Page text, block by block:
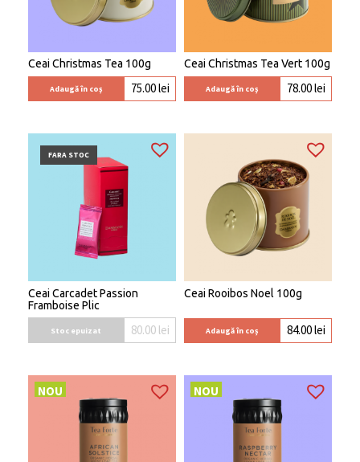
Ceai Christmas Tea 100g
Adaugă în coș 75.00lei
Ceai Christmas Tea Vert 100g
Adaugă în coș 78.00lei
FARA STOC
Ceai Carcadet Passion
Framboise Plic
Stoc epuizat 80.00 lei
Ceai Rooibos Noel 100g
Adaugă în coș 84.00lei
NOU NOU